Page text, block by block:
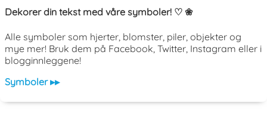
Dekorer din tekst med våre symboler! ♡ ❀
Alle symboler som hjerter, blomster, piler, objekter og
mye mer! Bruk dem på Facebook, Twitter, Instagram eller i
blogginnleggene!
Symboler ▸▸